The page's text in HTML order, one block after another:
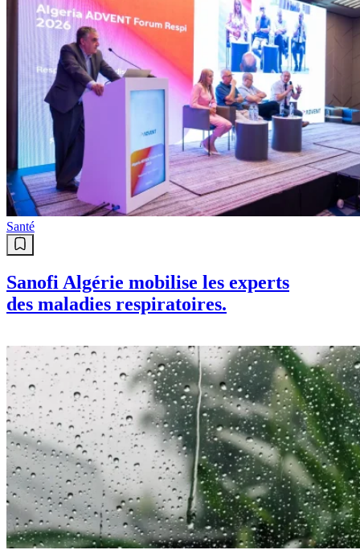
VIDÉO CHOC. Alger : un imam
ciblé par des gangs de quartier
juste après son prêche
Santé
Sanofi Algérie mobilise les experts
des maladies respiratoires.